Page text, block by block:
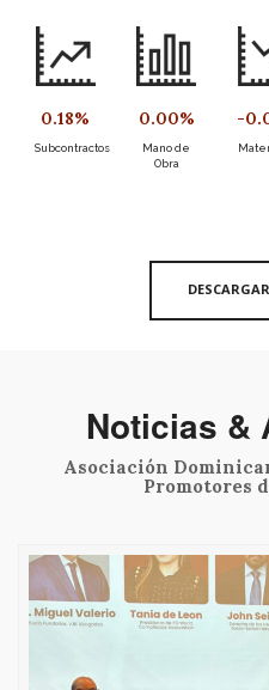
0.18%
Subcontractos
0.00%
Mano de
Obra
-
Noticias &
Asociación
Promotores